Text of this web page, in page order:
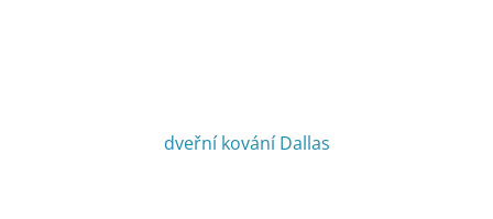
dveřní kování Dallas